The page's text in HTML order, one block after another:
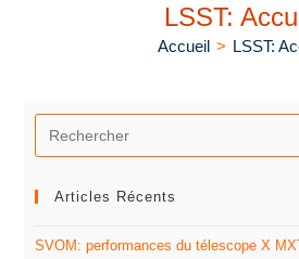
LSST:
Accueil > LSST:
Articles Récents
SVOM: performances du télescope X